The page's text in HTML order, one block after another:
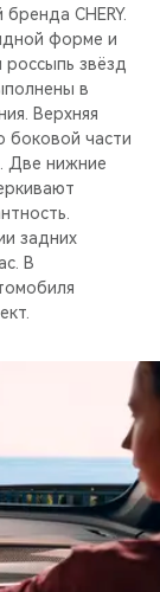
CHERY.
форме и
звёзд
в
Верхняя
боковой части
Две нижние
задних
В